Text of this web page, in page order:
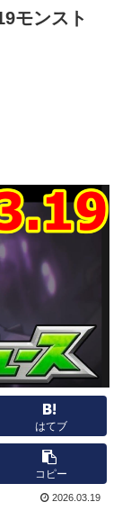
モンスト
はてブ
コピー
2026.03.19